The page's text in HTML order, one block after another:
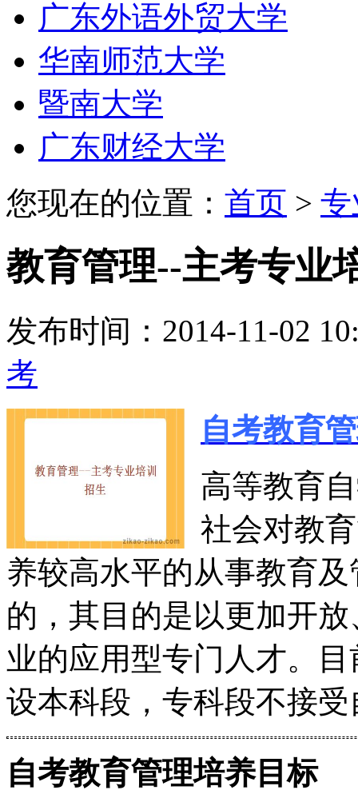
广东外语外贸大学
华南师范大学
暨南大学
广东财经大学
您现在的位置： 首页 >
教育管理--主考专业
发布时间：2014-11-02
考
自考教育
高等教育
社会对教
养较高水平的从事教育
的，其目的是以更加开
业的应用型专门人才。
设本科段，专科段不接
自考教育管理培养目标